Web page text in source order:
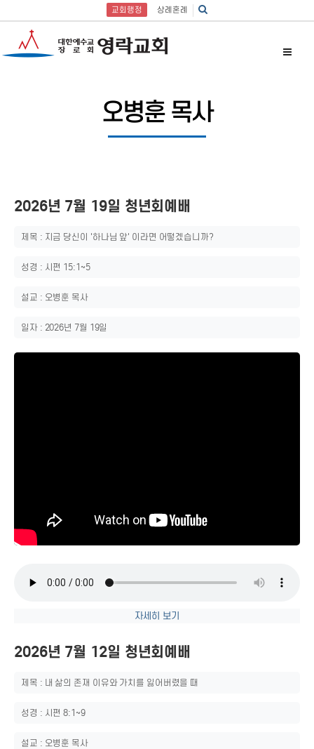
교회행정 상례혼례
오병훈 목사
2026년 7월 19일 청년회예배
제목 : 지금 당신이 '하나님 앞' 이라면 어떻겠습니까?
성경 : 시편 15:1~5
설교 : 오병훈 목사
일자 : 2026년 7월 19일
자세히 보기
2026년 7월 12일 청년회예배
제목 : 내 삶의 존재 이유와 가치를 잃어버렸을 때
성경 : 시편 8:1~9
설교 : 오병훈 목사